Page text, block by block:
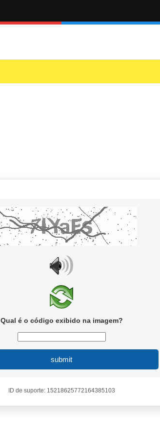
Qual é o código exibido na imagem?
submit
ID de suporte: 15218625772164385103